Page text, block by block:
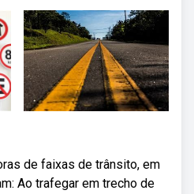
de faixas de trânsito, em
Ao trafegar em trecho de